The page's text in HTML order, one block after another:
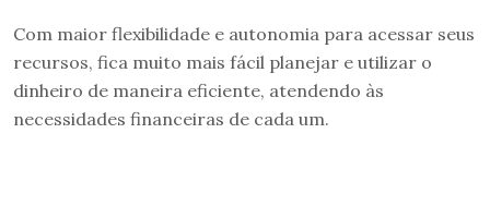
Com maior flexibilidade e autonomia para acessar seus
recursos, fica muito mais fácil planejar e utilizar o
dinheiro de maneira eficiente, atendendo às
necessidades financeiras de cada um.